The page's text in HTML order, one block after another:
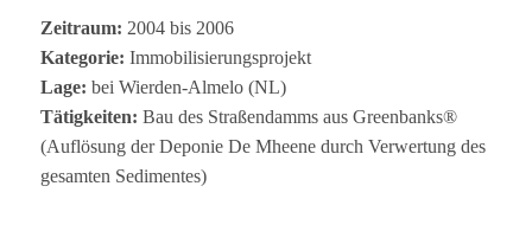
Zeit­raum: 2004 bis 2006
Kate­go­rie: Immobilisierungsprojekt
Lage: bei Wier­den-Almelo (NL)
Tätig­kei­ten: Bau des Stra­ßen­damms aus Green­banks®
(Auf­lö­sung der Depo­nie De Mheene durch Ver­wer­tung des
gesam­ten Sedimentes)